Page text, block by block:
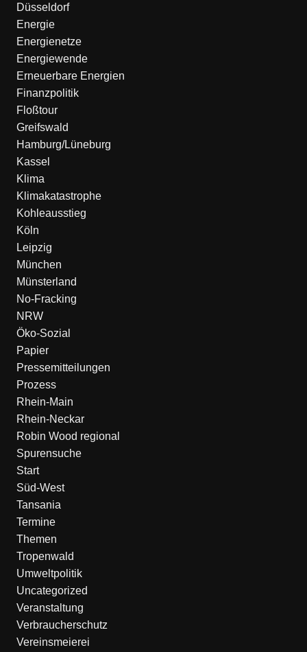
Düsseldorf
Energie
Energienetze
Energiewende
Erneuerbare Energien
Finanzpolitik
Floßtour
Greifswald
Hamburg/Lüneburg
Kassel
Klima
Klimakatastrophe
Kohleausstieg
Köln
Leipzig
München
Münsterland
No-Fracking
NRW
Öko-Sozial
Papier
Pressemitteilungen
Prozess
Rhein-Main
Rhein-Neckar
Robin Wood regional
Spurensuche
Start
Süd-West
Tansania
Termine
Themen
Tropenwald
Umweltpolitik
Uncategorized
Veranstaltung
Verbraucherschutz
Vereinsmeierei